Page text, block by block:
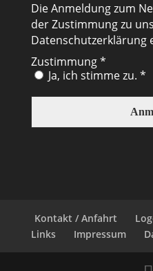
Die Anmeldung zum
der Zustimmung zu
Datenschutzerklärung
Zustimmung*
Ja, ich stimme zu. *
Kontakt / Anfahrt
Links
Impressum